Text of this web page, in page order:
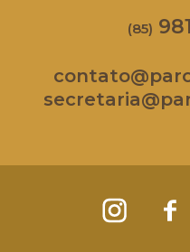
(85)